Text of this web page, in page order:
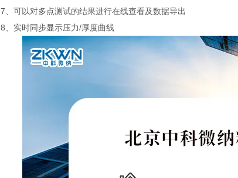
7、可以对多点测试的结果进行在线查看及数据导出
8、实时同步显示压力/厚度曲线